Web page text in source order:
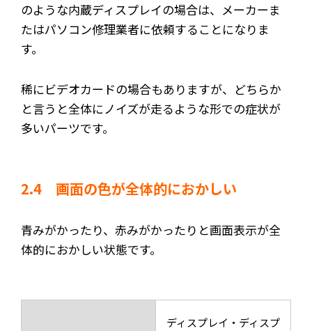
のような内蔵ディスプレイの場合は、メーカーま
たはパソコン修理業者に依頼することになりま
す。
稀にビデオカードの場合もありますが、どちらか
と言うと全体にノイズが走るような形での症状が
多いパーツです。
2.4 画面の色が全体的におかしい
青みがかったり、赤みがかったりと画面表示が全
体的におかしい状態です。
ディスプレイ・ディスプ